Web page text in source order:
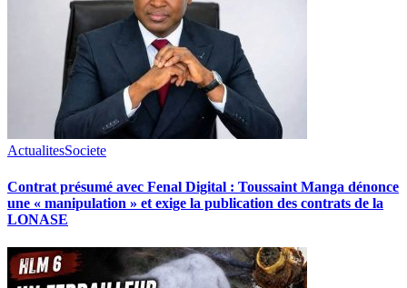
ActualitesSociete
Contrat présumé avec Fenal Digital : Toussaint Manga dénonce
une « manipulation » et exige la publication des contrats de la
LONASE